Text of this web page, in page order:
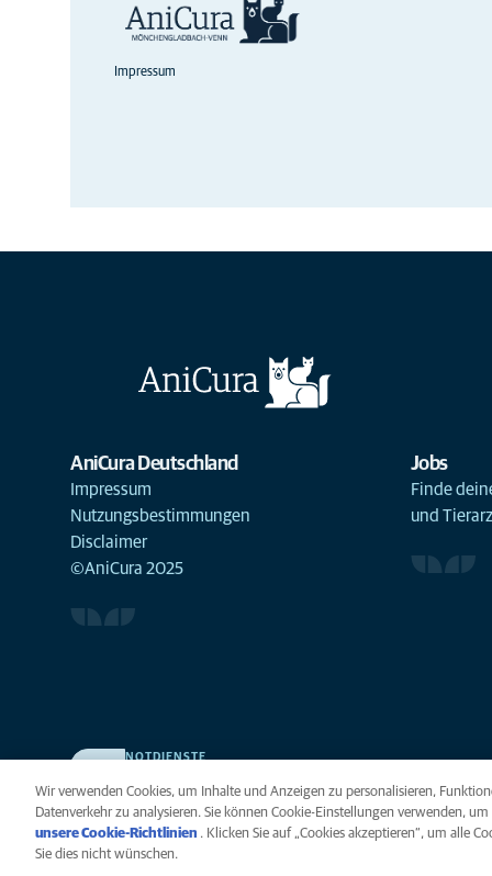
Impressum
AniCura Deutschland
Impressum
Nutzungsbestimmungen
Disclaimer
©AniCura 2025
Jobs
Finde
und
NOTDIENSTE
Weil Ihr Tier die beste Versorgung verdient.
Datenschutz
Wir verwenden Cookies, um Inhalte und Anzeigen zu personalisieren,
Datenverkehr zu analysieren. Sie können Cookie-Einstellungen verwenden,
unsere Cookie-Richtlinien (opens in a new tab)
. Klicken Sie auf „Cookies akzeptieren“, um alle
Sie dies nicht wünschen.